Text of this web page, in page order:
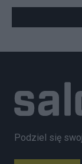
Podziel się